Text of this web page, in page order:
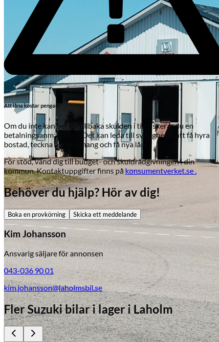
Skadeverkstad
Att låna kostar pengar!
Om du inte kan betala tillbaka skulden i tid riskerar du en
betalningsanmärkning. Det kan leda till svårigheter att få hyra
bostad, teckna abonnemang och få nya lån.
För stöd, vänd dig till budget- och skuldrådgivningen i din
kommun. Kontaktuppgifter finns påkonsumentverket.se .
Behöver du hjälp? Hör av dig!
Boka en provkörning Skicka ett meddelande
Kim Johansson
Ansvarig säljare för annonsen
043-036 90 01
kim.johansson@laholmsbil.se
FlerSuzukibilar i lageri Laholm